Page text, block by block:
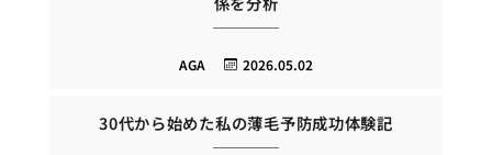
2026.05.02
AGA
30代から始めた私の薄毛予防成功体験記